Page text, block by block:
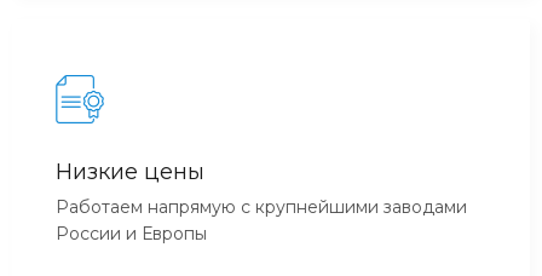
Низкие цены
Работаем напрямую с крупнейшими заводами
России и Европы